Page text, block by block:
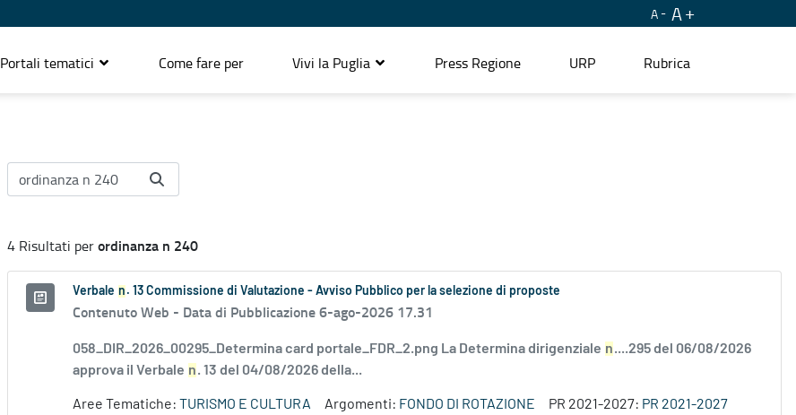
A A
Portali tematici Come fare per Vivi la Puglia Press Regione URP Rubrica
4 Risultati perordinanza n 240
Verbale n . 13 Commissione di Valutazione - Avviso Pubblico per la selezione di proposte
Contenuto Web - Data di Pubblicazione 6-ago-2026 17.31
058_DIR_2026_00295_Determina card portale_FDR_2.png La Determina dirigenziale n....295 del 06/08/2026
approva il Verbale n. 13 del 04/08/2026 della...
Aree Tematiche: TURISMO E CULTURA Argomenti: FONDO DI ROTAZIONE PR 2021-2027: PR 2021-2027